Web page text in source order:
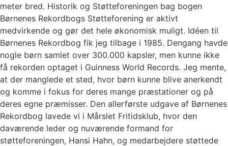
meter bred. Historik og Støtteforeningen bag bogen
Børnenes Rekordbogs Støtteforening er aktivt
medvirkende og gør det hele økonomisk muligt. Idéen til
Børnenes Rekordbog fik jeg tilbage i 1985. Dengang havde
nogle børn samlet over 300.000 kapsler, men kunne ikke
få rekorden optaget i Guinness World Records. Jeg mente,
at der manglede et sted, hvor børn kunne blive anerkendt
og komme i fokus for deres mange præstationer og på
deres egne præmisser. Den allerførste udgave af Børnenes
Rekordbog lavede vi i Mårslet Fritidsklub, hvor den
daværende leder og nuværende formand for
støtteforeningen, Hansi Hahn, og medarbejdere støttede